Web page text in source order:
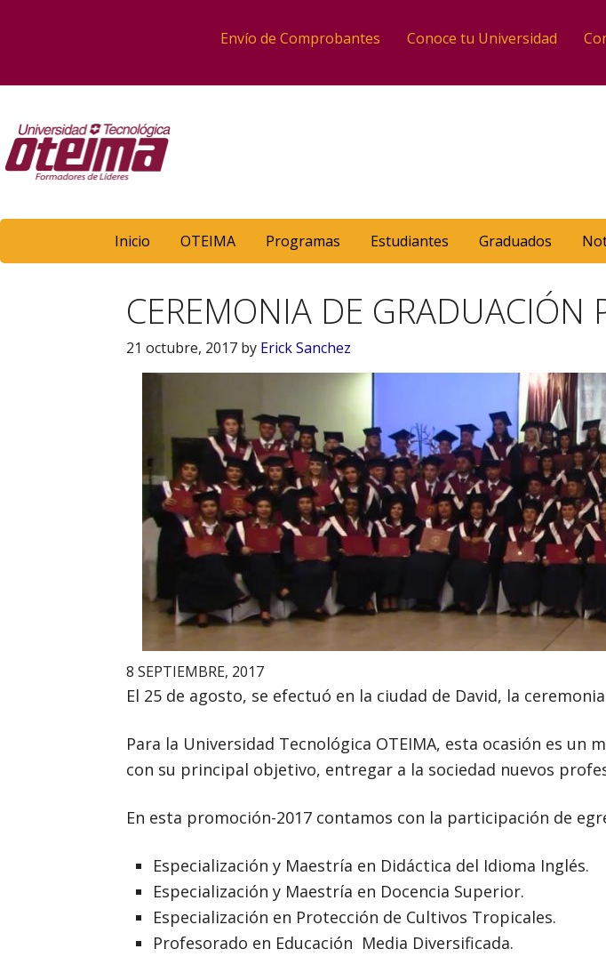
Envío de Comprobantes Conoce tu Universidad
Inicio OTEIMA Programas Estudiantes Graduados
CEREMONIA DE
21 octubre, 2017 by Erick Sanchez
8 SEPTIEMBRE, 2017
El 25 de agosto, se efectuó en la ciudad de David, la
Para la Universidad Tecnológica OTEIMA, esta ocasión es
con su principal objetivo, entregar a la sociedad nuevos
En esta promoción-2017 contamos con la participación de
Especialización y Maestría en Didáctica del Idioma Inglés.
Especialización y Maestría en Docencia Superior.
Especialización en Protección de Cultivos Tropicales.
Profesorado en Educación Media Diversificada.